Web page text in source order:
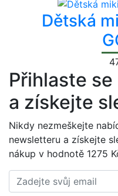
Dětská
Přihlaste
a získejte
Nikdy nezmeškejte
newsletteru a získejte
nákup v hodnotě 1275